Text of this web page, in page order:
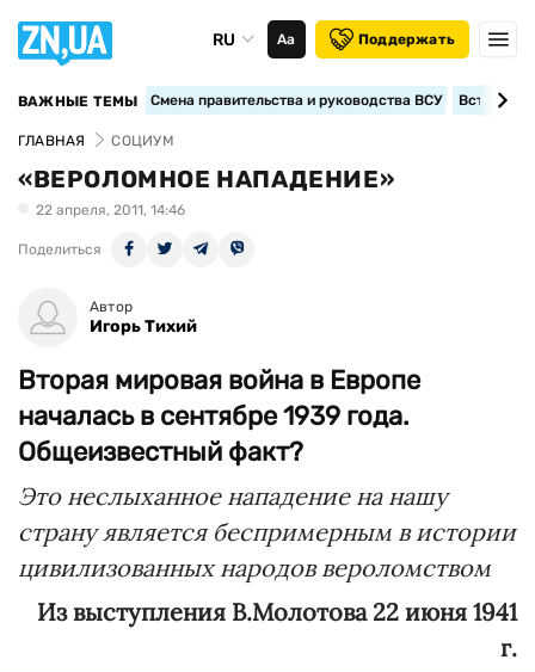
RU Аа Поддержать
ВАЖНЫЕ ТЕМЫ Смена правительства и руководства ВСУ
ГЛАВНАЯ СОЦИУМ
«ВЕРОЛОМНОЕ НАПАДЕНИЕ»
22 апреля, 2011, 14:46
Поделиться
Автор
Игорь Тихий
Вторая мировая война в Европе
началась в сентябре 1939 года.
Общеизвестный факт?
Это неслыханное нападение на нашу
страну является беспримерным в истории
цивилизованных народов вероломством
Из выступления В.Молотова 22 июня 1941
г.